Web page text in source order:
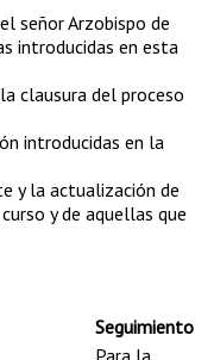
señor Arzobispo de
introducidas en esta
clausura del proceso
introducidas en la
y la actualización de
y de aquellas que
Seguimiento